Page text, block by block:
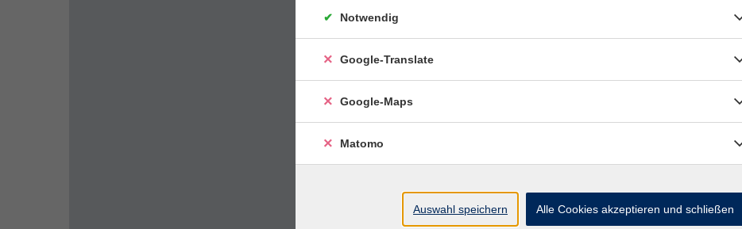
ein vergessener Klassiker aus Spanien
Notwendig
Google-Translate
Google-Maps
Matomo
Auswahl speichern Alle Cookies akzeptieren und schließen